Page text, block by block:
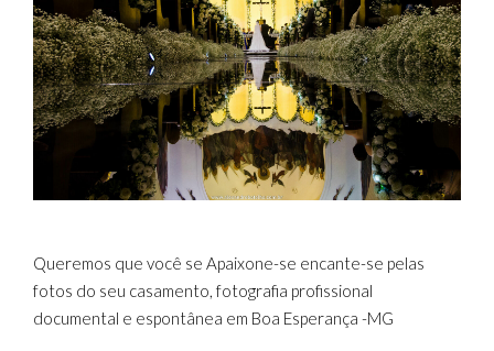
Queremos que você se Apaixone-se encante-se pelas
fotos do seu casamento, fotografia profissional
documental e espontânea em Boa Esperança -MG